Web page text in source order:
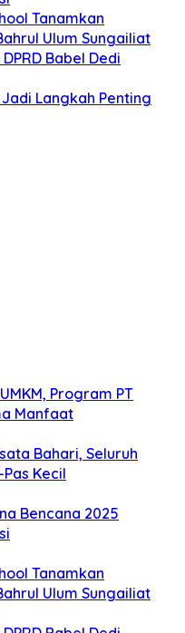
Tanamkan
Ulum Sungailiat
Babel Dedi
Langkah Penting
Program PT
Manfaat
Bahari, Seluruh
Kecil
Bencana 2025
Tanamkan
Ulum Sungailiat